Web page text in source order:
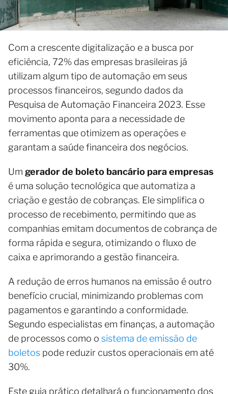
Com a crescente digitalização e a busca por
eficiência, 72% das empresas brasileiras já
utilizam algum tipo de automação em seus
processos financeiros, segundo dados da
Pesquisa de Automação Financeira 2023. Esse
movimento aponta para a necessidade de
ferramentas que otimizem as operações e
garantam a saúde financeira dos negócios.
Um gerador de boleto bancário para empresas
é uma solução tecnológica que automatiza a
criação e gestão de cobranças. Ele simplifica o
processo de recebimento, permitindo que as
companhias emitam documentos de cobrança de
forma rápida e segura, otimizando o fluxo de
caixa e aprimorando a gestão financeira.
A redução de erros humanos na emissão é outro
benefício crucial, minimizando problemas com
pagamentos e garantindo a conformidade.
Segundo especialistas em finanças, a automação
de processos como o sistema de emissão de
boletos pode reduzir custos operacionais em até
30%.
Este guia prático detalhará o funcionamento dos